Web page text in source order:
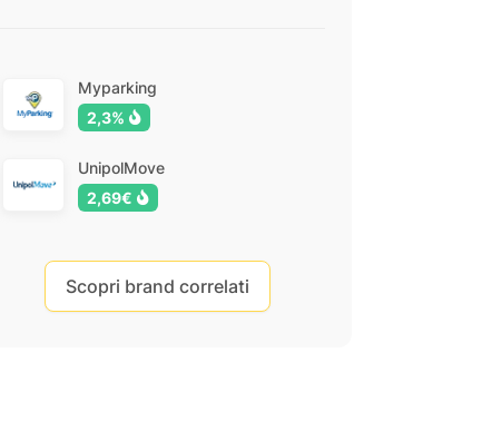
Myparking
2,3%
UnipolMove
2,69€
Scopri brand correlati